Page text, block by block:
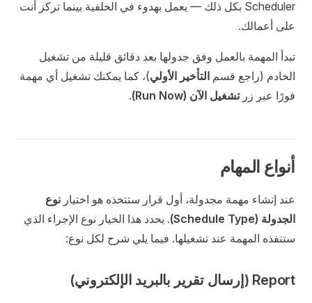
Scheduler بكل ذلك — يعمل بهدوء في الخلفية بينما تركز أنت
على أعمالك.
تبدأ المهمة بالعمل وفق جدولها بعد دقائق قليلة من تشغيل
الخادم (راجع قسم التأخير الأولي)، كما يمكنك تشغيل أي مهمة
فورًا عبر زرتشغيل الآن (Run Now) .
أنواع المهام
عند إنشاء مهمة مجدولة، أول قرار ستتخذه هو اختيار نوع
الجدولة (Schedule Type)
. يحدد هذا الخيار نوع الإجراء الذي
ستنفذه المهمة عند تشغيلها. فيما يلي شرح لكل نوع:
Report (إرسال تقرير بالبريد الإلكتروني)